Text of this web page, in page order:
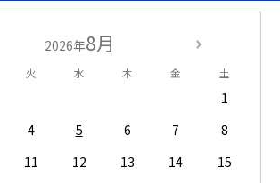
2026年8月
火 水 木 金 土
1
4 5 6 7
8
11 12 13 14
15